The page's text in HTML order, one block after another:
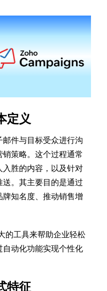
定义
邮件与目标受众进行沟
策略。这个过程通常
胜的内容，以及针对
。其主要目的是通过
知名度、推动销售增
的工具来帮助企业轻松
动化功能实现个性化
特征